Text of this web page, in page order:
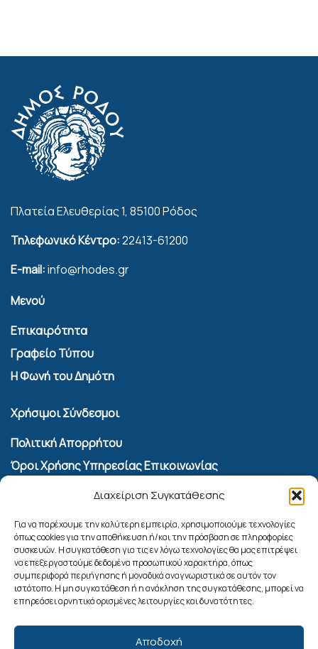
Διαχείριση Συγκατάθεσης
Για να παρέχουμε την καλύτερη εμπειρία, χρησιμοποιούμε τεχνολογίες
όπως cookies για την αποθήκευση ή/και την πρόσβαση σε πληροφορίες
συσκευών. Η συγκατάθεση για τις εν λόγω τεχνολογίες θα μας επιτρέψει
να επεξεργαστούμε δεδομένα προσωπικού χαρακτήρα, όπως
συμπεριφορά περιήγησης ή μοναδικά αναγνωριστικά σε αυτόν τον
ιστότοπο. Η μη συγκατάθεση ή η ανάκληση της συγκατάθεσης, μπορεί να
επηρεάσει αρνητικά ορισμένες λειτουργίες και δυνατότητες.
Αποδοχή
Πλατεία Ελευθερίας 1, 85100 Ρόδος
Τηλεφωνικό Κέντρο:22413-61200
E-mail:info@rhodes.gr
Μενού
Επικαιρότητα
Γραφείο Τύπου
Η Φωνή του Δημότη
Χρήσιμοι Σύνδεσμοι
Πολιτική Απορρήτου
Όροι Χρήσης Υπηρεσίας Επικοινωνίας
Πολιτική Cookies (ΕΕ)
Αναζήτηση